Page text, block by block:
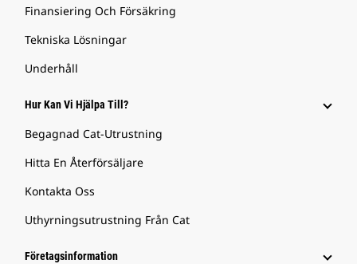
Finansiering Och Försäkring
Tekniska Lösningar
Underhåll
Hur Kan Vi Hjälpa Till?
Begagnad Cat-Utrustning
Hitta En Återförsäljare
Kontakta Oss
Uthyrningsutrustning Från Cat
Företagsinformation